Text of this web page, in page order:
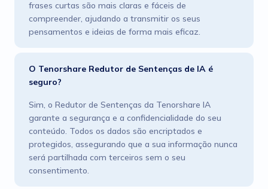
frases curtas são mais claras e fáceis de
compreender, ajudando a transmitir os seus
pensamentos e ideias de forma mais eficaz.
O Tenorshare Redutor de Sentenças de IA é
seguro?
Sim, o Redutor de Sentenças da Tenorshare IA
garante a segurança e a confidencialidade do seu
conteúdo. Todos os dados são encriptados e
protegidos, assegurando que a sua informação nunca
será partilhada com terceiros sem o seu
consentimento.